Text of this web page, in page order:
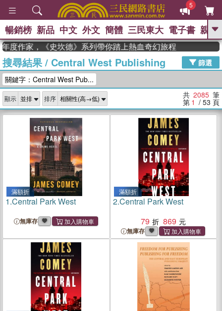
5
GO
熱搜： 東野圭吾 、 高希均教授回憶錄
、 The Odyssey 、 父親節 、 如果歷
獎 臺灣漫遊錄 、 方念華 、 台灣的李
登輝時代
數學女孩：黎曼猜想 、
偉大的迷走神經
暢銷榜 新品 中文 外文 簡體 三民東大 電子書 親子
，《史坎德》系列帶你踏上熱血奇幻旅程
搜尋結果/ Central West Publishing
篩選
關鍵字：Central West Pub...
顯示 排序 共 2085 筆
第 1 / 53 頁
滿額折
1.Central Park West
無庫存
滿額折
2.Central Park West
79
869
無庫存